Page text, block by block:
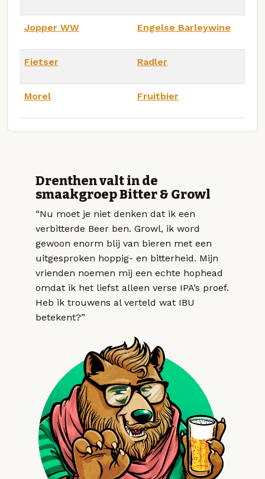
Jopper WW Engelse Barleywine
Fietser Radler
Morel Fruitbier
Drenthen valt in de
smaakgroep Bitter & Growl
“Nu moet je niet denken dat ik een
verbitterde Beer ben. Growl, ik word
gewoon enorm blij van bieren met een
uitgesproken hoppig- en bitterheid. Mijn
vrienden noemen mij een echte hophead
omdat ik het liefst alleen verse IPA’s proef.
Heb ik trouwens al verteld wat IBU
betekent?”